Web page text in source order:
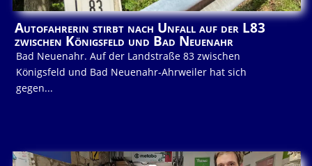
Autofahrerin stirbt nach Unfall auf der L83
zwischen Königsfeld und Bad Neuenahr
Bad Neuenahr. Auf der Landstraße 83 zwischen
Königsfeld und Bad Neuenahr-Ahrweiler hat sich
gegen...